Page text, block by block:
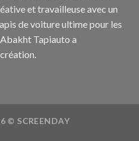
et travailleuse avec un
de voiture ultime pour les
Tapiauto a
© SCREENDAY